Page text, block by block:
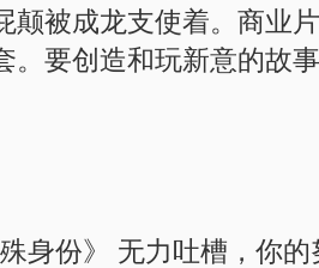
颠被成龙支使着。商业
。要创造和玩新意的故
身份》 无力吐槽，你